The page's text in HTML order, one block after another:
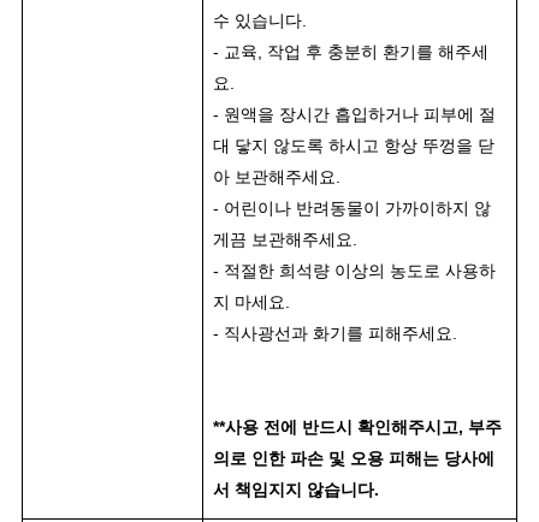
수 있습니다.
- 교육, 작업 후 충분히 환기를 해주세
요.
- 원액을 장시간 흡입하거나 피부에 절
대 닿지 않도록 하시고 항상 뚜껑을 닫
아 보관해주세요.
- 어린이나 반려동물이 가까이하지 않
게끔 보관해주세요.
- 적절한 희석량 이상의 농도로 사용하
지 마세요.
- 직사광선과 화기를 피해주세요.
**사용 전에 반드시 확인해주시고, 부주
의로 인한 파손 및 오용 피해는 당사에
서 책임지지 않습니다.